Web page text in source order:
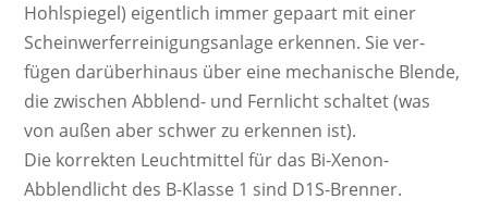
Hohl­spiegel) ei­gent­lich immer ge­paart mit einer
Schein­werf­er­rei­ni­gungs­an­lage er­ken­nen. Sie ver­
fügen da­rü­ber­hinaus über eine mecha­nische Blende,
die zwi­schen Ab­blend­- und Fern­licht schal­tet (was
von außen aber schwer zu er­ken­nen ist).
Die kor­rek­ten Leucht­mittel für das Bi-Xenon-
Abblendlicht des B-Klasse 1 sind D1S-Brenner.